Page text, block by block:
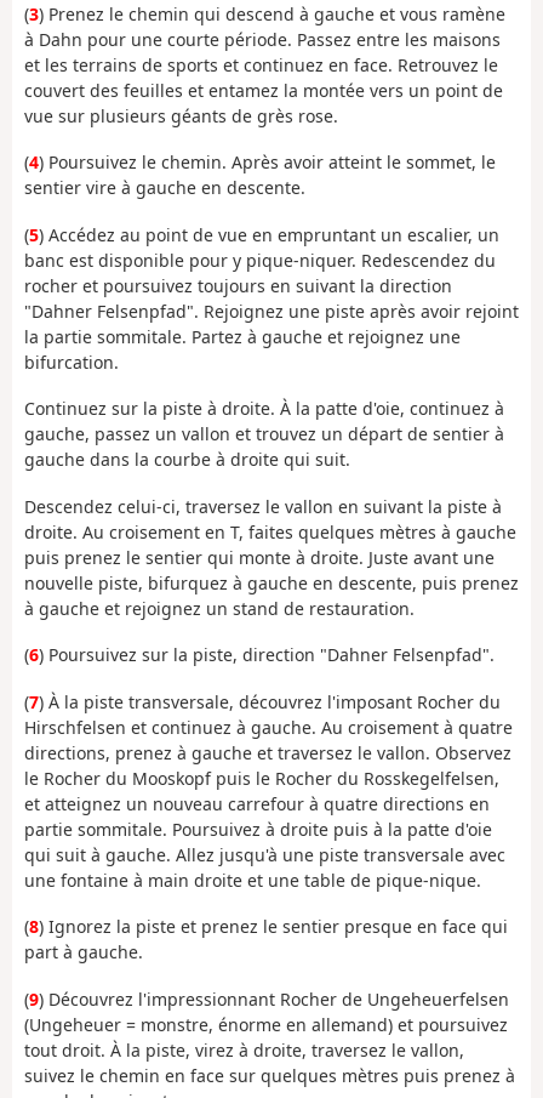
(3) Prenez le chemin qui descend à gauche et vous ramène
à Dahn pour une courte période. Passez entre les maisons
et les terrains de sports et continuez en face. Retrouvez le
couvert des feuilles et entamez la montée vers un point de
vue sur plusieurs géants de grès rose.
(4) Poursuivez le chemin. Après avoir atteint le sommet, le
sentier vire à gauche en descente.
(5) Accédez au point de vue en empruntant un escalier, un
banc est disponible pour y pique-niquer. Redescendez du
rocher et poursuivez toujours en suivant la direction
"Dahner Felsenpfad". Rejoignez une piste après avoir rejoint
la partie sommitale. Partez à gauche et rejoignez une
bifurcation.
Continuez sur la piste à droite. À la patte d'oie, continuez à
gauche, passez un vallon et trouvez un départ de sentier à
gauche dans la courbe à droite qui suit.
Descendez celui-ci, traversez le vallon en suivant la piste à
droite. Au croisement en T, faites quelques mètres à gauche
puis prenez le sentier qui monte à droite. Juste avant une
nouvelle piste, bifurquez à gauche en descente, puis prenez
à gauche et rejoignez un stand de restauration.
(6) Poursuivez sur la piste, direction "Dahner Felsenpfad".
(7) À la piste transversale, découvrez l'imposant Rocher du
Hirschfelsen et continuez à gauche. Au croisement à quatre
directions, prenez à gauche et traversez le vallon. Observez
le Rocher du Mooskopf puis le Rocher du Rosskegelfelsen,
et atteignez un nouveau carrefour à quatre directions en
partie sommitale. Poursuivez à droite puis à la patte d'oie
qui suit à gauche. Allez jusqu'à une piste transversale avec
une fontaine à main droite et une table de pique-nique.
(8) Ignorez la piste et prenez le sentier presque en face qui
part à gauche.
(9) Découvrez l'impressionnant Rocher de Ungeheuerfelsen
(Ungeheuer = monstre, énorme en allemand) et poursuivez
tout droit. À la piste, virez à droite, traversez le vallon,
suivez le chemin en face sur quelques mètres puis prenez à